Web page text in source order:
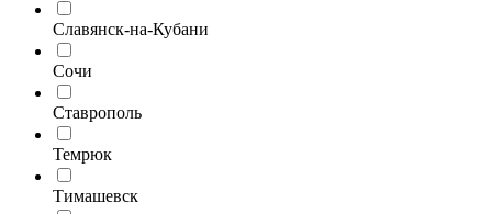
Славянск-на-Кубани
Сочи
Ставрополь
Темрюк
Тимашевск